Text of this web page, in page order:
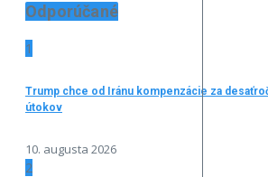
Odporúčané
1
Trump chce od Iránu kompenzácie za
útokov
10. augusta 2026
2